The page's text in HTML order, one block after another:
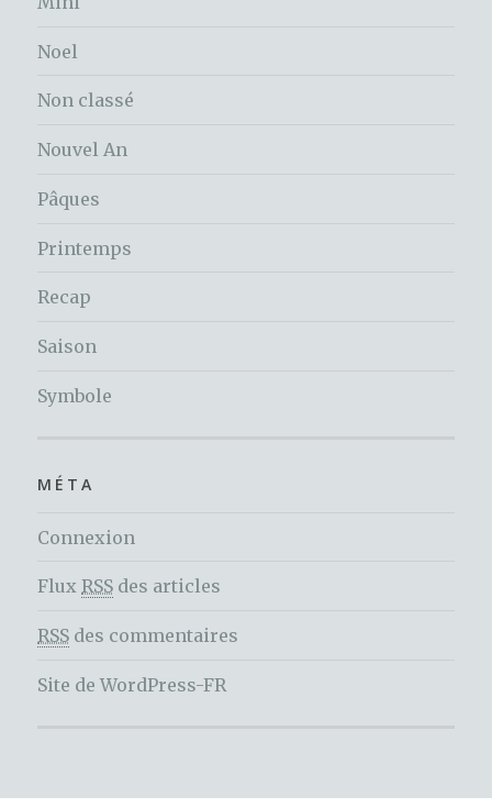
Noel
Non classé
Nouvel An
Pâques
Printemps
Recap
Saison
Symbole
MÉTA
Connexion
Flux RSS des articles
RSS des commentaires
Site de WordPress-FR